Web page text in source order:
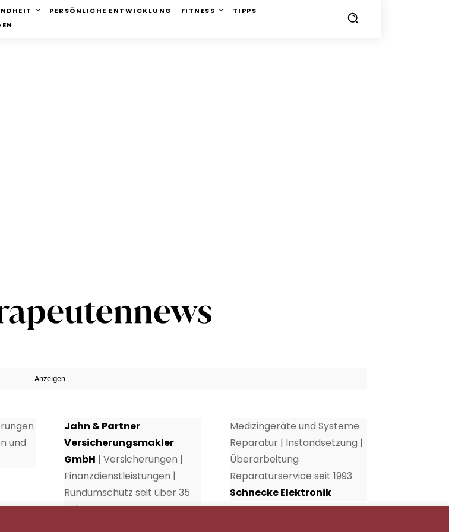
PERSÖNLICHE ENTWICKLUNG FITNESS
TIPPS
Anzeigen
und
Jahn & Partner
Versicherungsmakler
GmbH | Versicherungen |
Finanzdienstleistungen |
Rundumschutz seit über 35
Jahren
Medizingeräte und Systeme
Reparatur | Instandsetzung |
Überarbeitung
Reparaturservice seit 1993
Schnecke Elektronik